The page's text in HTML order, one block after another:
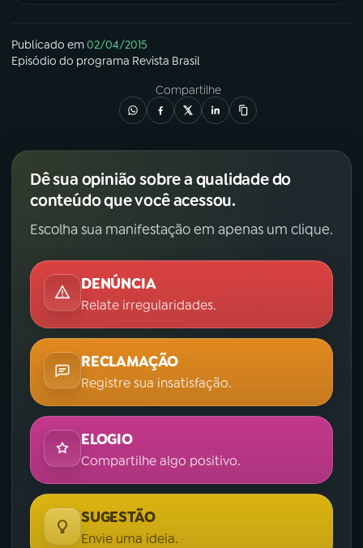
Publicado em02/04/2015
Episódio do programa Revista Brasil
Compartilhe
Dê sua opinião sobre a qualidade do
conteúdo que você acessou.
Escolha sua manifestação em apenas um clique.
DENÚNCIA
Relate irregularidades.
RECLAMAÇÃO
Registre sua insatisfação.
ELOGIO
Compartilhe algo positivo.
SUGESTÃO
Envie uma ideia.